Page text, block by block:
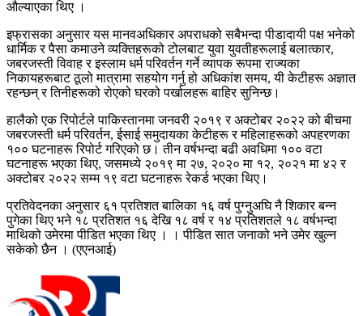
औल्याएका थिए ।
इफ्रासका अनुसार यस मानवअधिकार अपराधको सबैभन्दा पीडादायी पक्ष भनेको
धार्मिक र पैसा कमाउने व्यक्तिहरूको टोलबाट युवा युवतीहरूलाई बलात्कार,
जबरजस्ती विवाह र इस्लाम धर्म परिवर्तन गर्ने व्यापक रूपमा राज्यका
निकायहरूबाट ठूलो मात्रामा सहयोग गर्नु हो अधिकांश समय, यी केटीहरू अज्ञात
रहन्छन् र तिनीहरूको रोएको घरको पर्खालहरू बाहिर सुनिन्छ।
हालैको एक रिपोर्टले पाकिस्तानमा जनवरी २०१९ र अक्टोबर २०२२ को बीचमा
जबरजस्ती धर्म परिवर्तन, ईसाई समुदायका केटीहरू र महिलाहरूको अपहरणका
१०० घटनाहरू रिपोर्ट गरिएको छ। तीन वर्षभन्दा बढी अवधिमा १०० वटा
घटनाहरू भएका थिए, जसमध्ये २०१९ मा २७, २०२० मा १२, २०२१ मा ४२ र
अक्टोबर २०२२ सम्म १९ वटा घटनाहरू रेकर्ड भएका थिए।
प्रतिवेदनका अनुसार ६१ प्रतिशत बालिका १६ वर्ष पुग्नुअघि नै शिकार बन्न
पुगेका थिए भने १८ प्रतिशत १६ देखि १८ वर्ष र १४ प्रतिशतले १८ वर्षभन्दा
माथिको उमेरमा पीडित भएका थिए । । पीडित सात जनाको भने उमेर खुल्न
सकेको छैन । (एएनआई)